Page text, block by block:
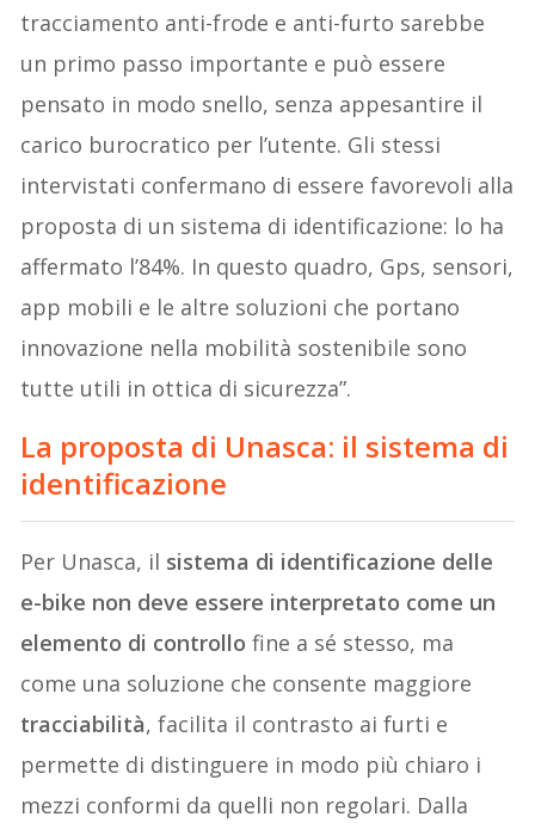
tracciamento anti-frode e anti-furto sarebbe
un primo passo importante e può essere
pensato in modo snello, senza appesantire il
carico burocratico per l’utente. Gli stessi
intervistati confermano di essere favorevoli alla
proposta di un sistema di identificazione: lo ha
affermato l’84%. In questo quadro, Gps, sensori,
app mobili e le altre soluzioni che portano
innovazione nella mobilità sostenibile sono
tutte utili in ottica di sicurezza”.
La proposta di Unasca: il sistema di
identificazione
Per Unasca, il sistema di identificazione delle
e-bike non deve essere interpretato come un
elemento di controllo fine a sé stesso, ma
come una soluzione che consente maggiore
tracciabilità, facilita il contrasto ai furti e
permette di distinguere in modo più chiaro i
mezzi conformi da quelli non regolari. Dalla